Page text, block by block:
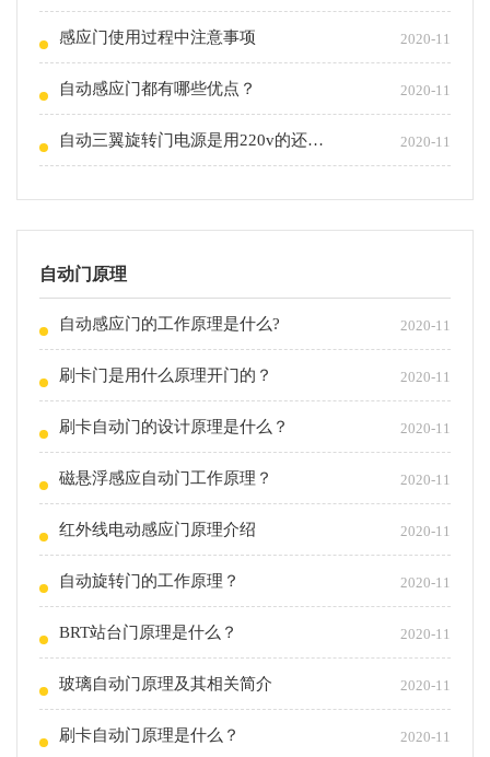
感应门使用过程中注意事项 2020-11
自动感应门都有哪些优点？ 2020-11
自动三翼旋转门电源是用220v的还是380v的？ 2020-11
自动门原理
自动感应门的工作原理是什么? 2020-11
刷卡门是用什么原理开门的？ 2020-11
刷卡自动门的设计原理是什么？ 2020-11
磁悬浮感应自动门工作原理？ 2020-11
红外线电动感应门原理介绍 2020-11
自动旋转门的工作原理？ 2020-11
BRT站台门原理是什么？ 2020-11
玻璃自动门原理及其相关简介 2020-11
刷卡自动门原理是什么？ 2020-11